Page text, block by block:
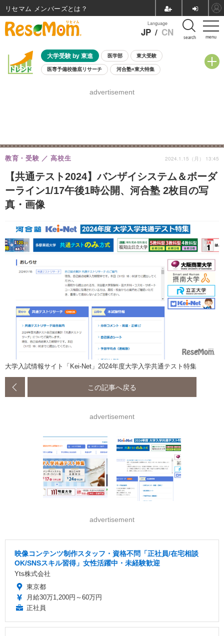
menu
Language
JP / CN search
大学受験 by 東進 医学部 東大受験
医専予備校徹底リサーチ 河合塾×東大特集
8月開催学校説明会・相談会
advertisement
【共通テスト2024】バンザイシステム＆ボーダ
ーライン1/17午後1時公開、河合塾 2枚目の写
真・画像
教育・受験 高校生 2024.1.15（月） 13:45
大学入試情報サイト「Kei-Net」2024年度大学入学共通テスト特集
この記事へ戻る
advertisement
advertisement
映像コンテンツ制作スタッフ・資格不問「正社員/在宅相談
OK/SNSスキル習得」女性活躍中・未経験歓迎
Yts株式会社
東京都
月給30万1,200円～60万円
正社員
リセマム メンバーズ